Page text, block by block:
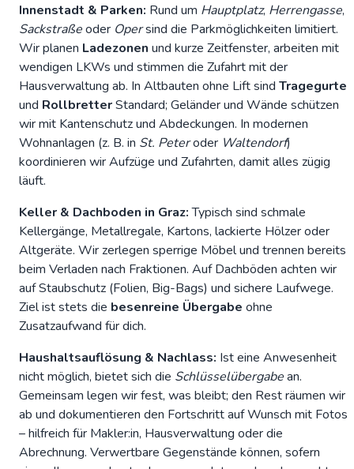
Innenstadt & Parken: Rund um Hauptplatz, Herrengasse,
Sackstraßeoder Opersind die Parkmöglichkeiten limitiert.
Wir planen Ladezonen und kurze Zeitfenster, arbeiten mit
wendigen LKWs und stimmen die Zufahrt mit der
Hausverwaltung ab. In Altbauten ohne Lift sind Tragegurte
und RollbretterStandard; Geländer und Wände schützen
wir mit Kantenschutz und Abdeckungen. In modernen
Wohnanlagen (z. B. in St. Peteroder Waltendorf)
koordinieren wir Aufzüge und Zufahrten, damit alles zügig
läuft.
Keller & Dachboden in Graz:Typisch sind schmale
Kellergänge, Metallregale, Kartons, lackierte Hölzer oder
Altgeräte. Wir zerlegen sperrige Möbel und trennen bereits
beim Verladen nach Fraktionen. Auf Dachböden achten wir
auf Staubschutz (Folien, Big-Bags) und sichere Laufwege.
Ziel ist stets die besenreine Übergabe ohne
Zusatzaufwand für dich.
Haushaltsauflösung & Nachlass: Ist eine Anwesenheit
nicht möglich, bietet sich die Schlüsselübergabean.
Gemeinsam legen wir fest, was bleibt; den Rest räumen wir
ab und dokumentieren den Fortschritt auf Wunsch mit Fotos
– hilfreich für Makler:in, Hausverwaltung oder die
Abrechnung. Verwertbare Gegenstände können, sofern